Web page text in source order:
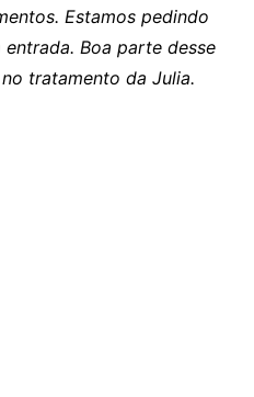
Estamos pedindo
Boa parte desse
tratamento da Julia.